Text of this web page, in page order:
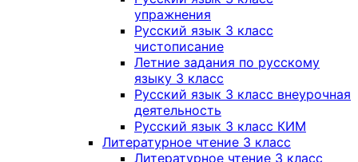
упражнения
Русский язык 3 класс
чистописание
Летние задания по русскому
языку 3 класс
Русский язык 3 класс внеурочная
деятельность
Русский язык 3 класс КИМ
Литературное чтение 3 класс
Литературное чтение 3 класс